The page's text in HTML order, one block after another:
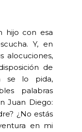
hijo con esa
Y, en
alocuciones,
de
se lo pida,
palabras
Juan Diego:
¿No estás
en mi